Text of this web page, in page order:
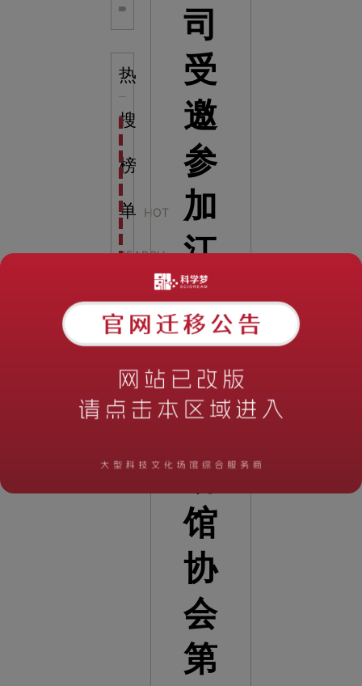
热
搜
榜
单 HOT
SEARCH
LIST
科学梦成功中标公主岭市科技馆新馆项目
科学梦中标中国科学技术馆2022年中国流动科技馆
科学梦中标洛阳市科学技术馆展品采购项目
科学梦中标方城县科技馆展厅升级项目
科学梦中标濮阳县科技馆公共安全体验馆项目
科学梦集团中标广西大学海洋科教馆项目
科学梦集团中标淮师附小科技长廊展项目
科学梦集团中标洪泽湖治理保护展示馆项目
科学梦集团中标淮安市民防馆展区升级改造项目
司
受
邀
参
加
江
苏
省
科
普
场
馆
协
会
第